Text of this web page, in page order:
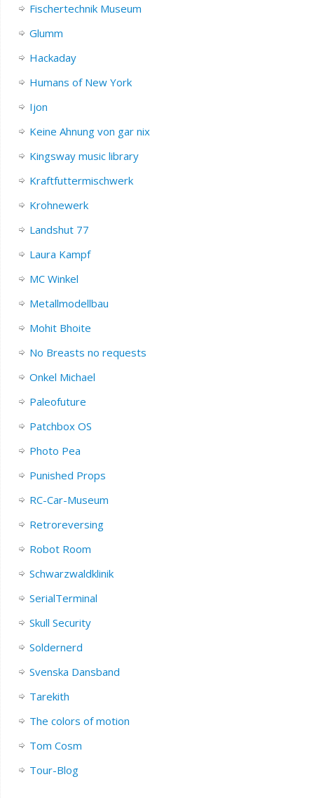
Fischertechnik Museum
Glumm
Hackaday
Humans of New York
Ijon
Keine Ahnung von gar nix
Kingsway music library
Kraftfuttermischwerk
Krohnewerk
Landshut 77
Laura Kampf
MC Winkel
Metallmodellbau
Mohit Bhoite
No Breasts no requests
Onkel Michael
Paleofuture
Patchbox OS
Photo Pea
Punished Props
RC-Car-Museum
Retroreversing
Robot Room
Schwarzwaldklinik
SerialTerminal
Skull Security
Soldernerd
Svenska Dansband
Tarekith
The colors of motion
Tom Cosm
Tour-Blog